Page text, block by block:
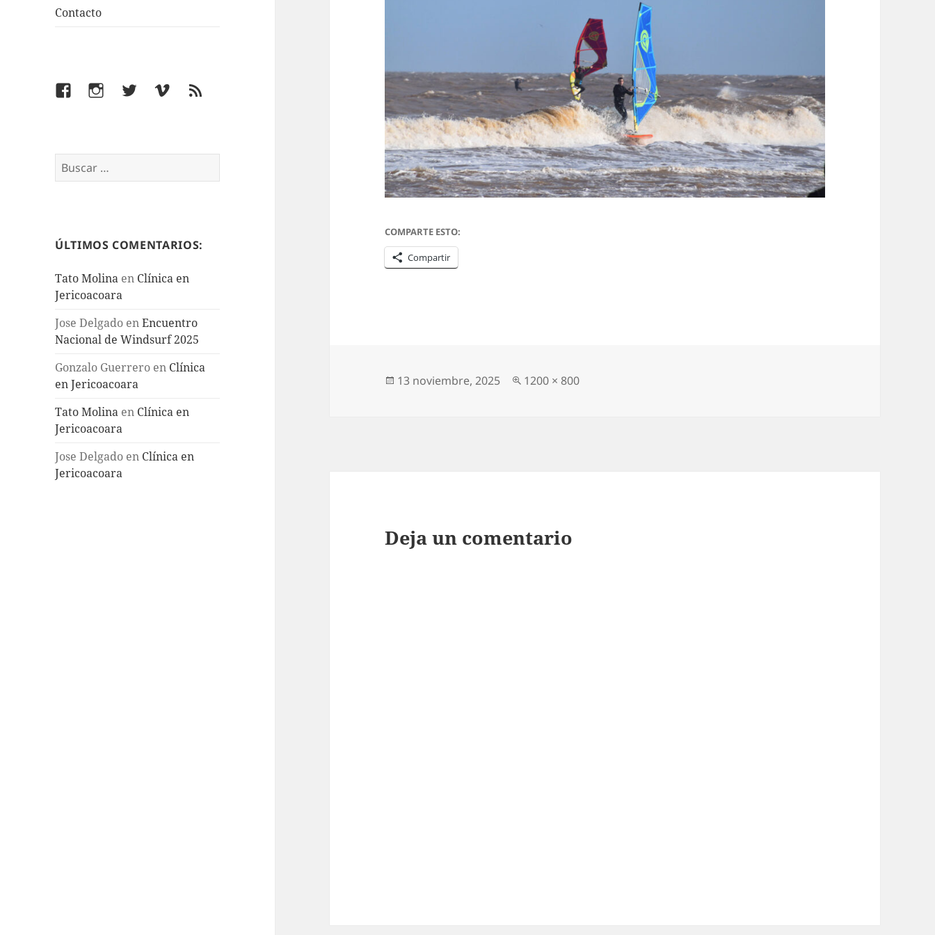
Contacto
FacebookInstagramTwitterVimeoFeed
Buscar:
ÚLTIMOS COMENTARIOS:
Tato Molina en Clínica en
Jericoacoara
Jose Delgado enEncuentro
Nacional de Windsurf 2025
Gonzalo Guerrero en Clínica
en Jericoacoara
Tato Molina en Clínica en
Jericoacoara
Jose Delgado en Clínica en
Jericoacoara
COMPARTE ESTO:
Compartir
Publicado
13 noviembre, 2025
Tamaño
1200 × 800
Deja un comentario